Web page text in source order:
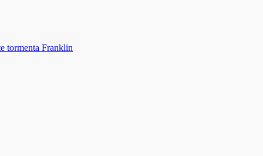
tormenta Franklin